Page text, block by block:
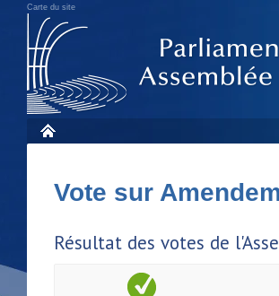
Carte du site
Vote sur
Résultat des votes de